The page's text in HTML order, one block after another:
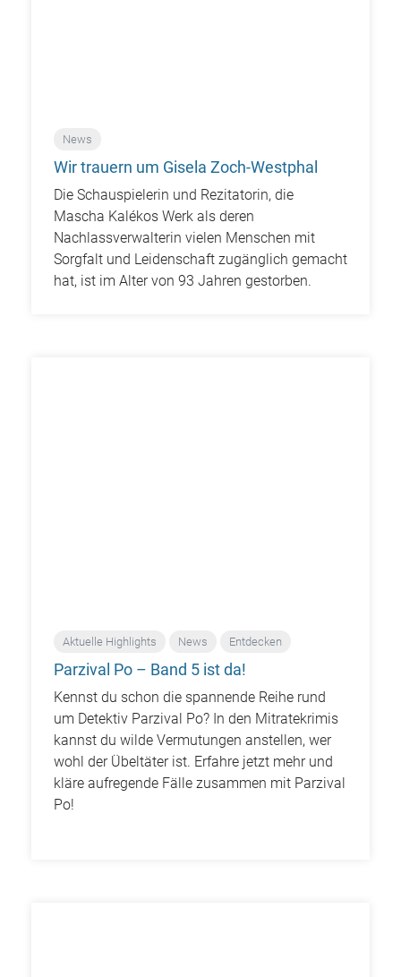
News
Wir trauern um Gisela Zoch-Westphal
Die Schauspielerin und Rezitatorin, die
Mascha Kalékos Werk als deren
Nachlassverwalterin vielen Menschen mit
Sorgfalt und Leidenschaft zugänglich gemacht
hat, ist im Alter von 93 Jahren gestorben.
Aktuelle Highlights News Entdecken
Parzival Po – Band 5 ist da!
Kennst du schon die spannende Reihe rund
um Detektiv Parzival Po? In den Mitratekrimis
kannst du wilde Vermutungen anstellen, wer
wohl der Übeltäter ist. Erfahre jetzt mehr und
kläre aufregende Fälle zusammen mit Parzival
Po!